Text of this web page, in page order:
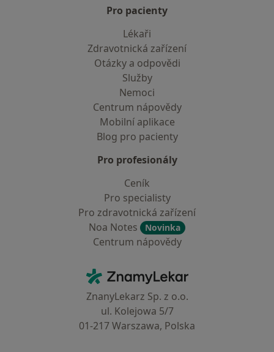
Pro pacienty
Lékaři
Zdravotnická zařízení
Otázky a odpovědi
Služby
Nemoci
Centrum nápovědy
Mobilní aplikace
Blog pro pacienty
Pro profesionály
Ceník
Pro specialisty
Pro zdravotnická zařízení
Noa Notes
Novinka
Centrum nápovědy
ZnamyLekar - Hlavní stránka
ZnanyLekarz Sp. z o.o.
ul. Kolejowa 5/7
01-217 Warszawa, Polska